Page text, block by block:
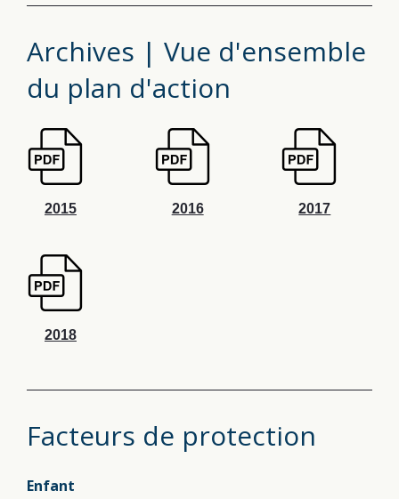
Archives | Vue d'ensemble
du plan d'action
2015 2016 2017
2018
Facteurs de protection
Enfant